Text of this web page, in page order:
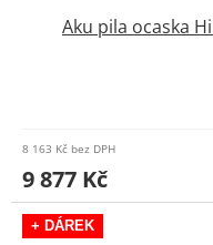
Aku pila ocaska
8 163 Kč bez DPH
9 877 Kč
+ DÁREK